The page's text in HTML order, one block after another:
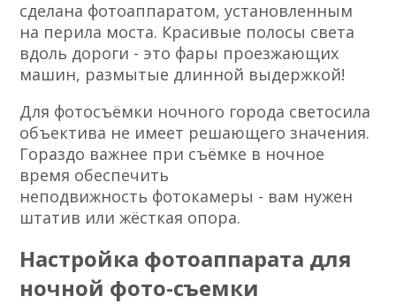
сделана фотоаппаратом, установленным
на перила моста. Красивые полосы света
вдоль дороги - это фары проезжающих
машин, размытые длинной выдержкой!
Для фотосъёмки ночного города светосила
объектива не имеет решающего значения.
Гораздо важнее при съёмке в ночное
время обеспечить
неподвижность фотокамеры - вам нужен
штатив или жёсткая опора.
Настройка фотоаппарата для
ночной фото-съемки